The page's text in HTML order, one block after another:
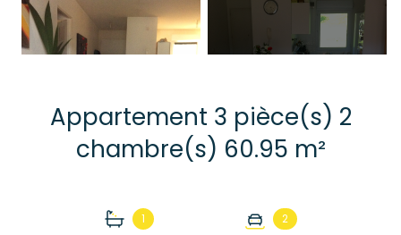
Appartement 3 pièce(s) 2
chambre(s) 60.95 m²
1 2